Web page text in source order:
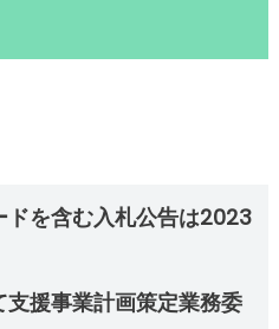
ドを含む入札公告は2023
援事業計画策定業務委